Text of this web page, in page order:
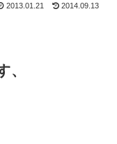
2013.01.21 2014.09.13
、